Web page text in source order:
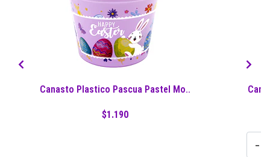
Canasto Plastico Pascua Pastel Mo..
$1.190
-